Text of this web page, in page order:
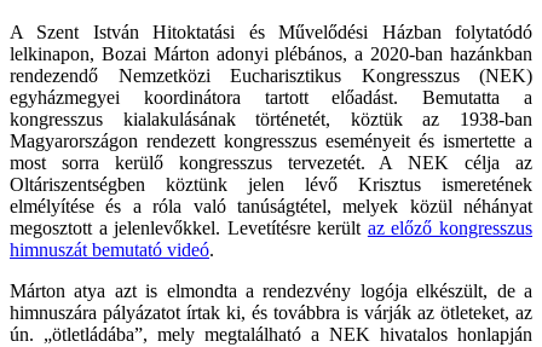
A Szent István Hitoktatási és Művelődési Házban folytatódó
lelkinapon, Bozai Márton adonyi plébános, a 2020-ban hazánkban
rendezendő Nemzetközi Eucharisztikus Kongresszus (NEK)
egyházmegyei koordinátora tartott előadást. Bemutatta a
kongresszus kialakulásának történetét, köztük az 1938-ban
Magyarországon rendezett kongresszus eseményeit és ismertette a
most sorra kerülő kongresszus tervezetét. A NEK célja az
Oltáriszentségben köztünk jelen lévő Krisztus ismeretének
elmélyítése és a róla való tanúságtétel, melyek közül néhányat
megosztott a jelenlevőkkel. Levetítésre került az előző kongresszus
himnuszát bemutató videó.
Márton atya azt is elmondta a rendezvény logója elkészült, de a
himnuszára pályázatot írtak ki, és továbbra is várják az ötleteket, az
ún. „ötletládába”, mely megtalálható a NEK hivatalos honlapján